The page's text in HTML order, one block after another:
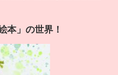
本」の世界！